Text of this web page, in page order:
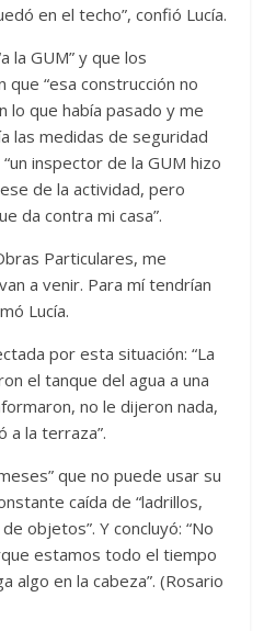
en el techo”, confió Lucía.
la GUM” y que los
“esa construcción no
lo que había pasado y me
las medidas de seguridad
inspector de la GUM hizo
de la actividad, pero
da contra mi casa”.
Particulares, me
a venir. Para mí tendrían
Lucía.
por esta situación: “La
el tanque del agua a una
no le dijeron nada,
a la terraza”.
que no puede usar su
caída de “ladrillos,
objetos”. Y concluyó: “No
estamos todo el tiempo
algo en la cabeza”. (Rosario